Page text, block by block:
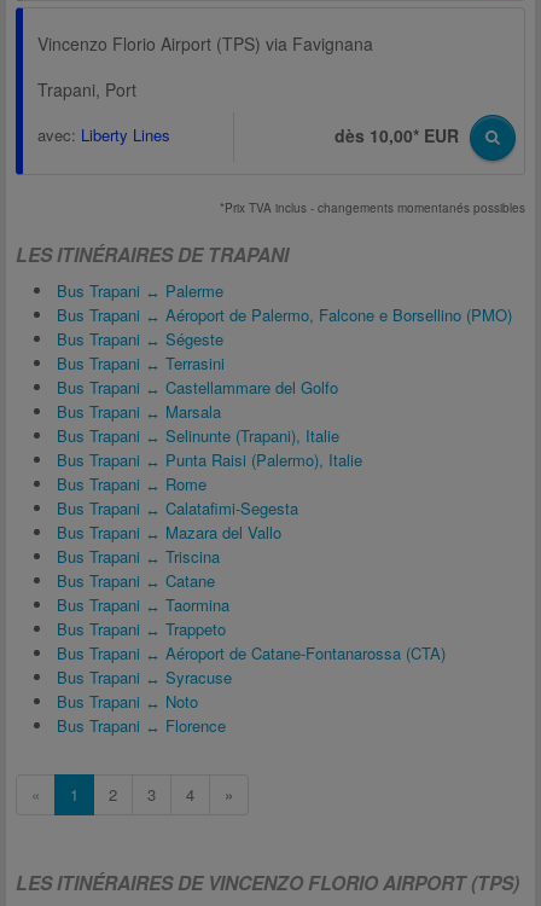
Vincenzo Florio Airport (TPS) via Favignana
Trapani, Port
avec: Liberty Lines dès 10,00* EUR
*Prix TVA inclus - changements momentanés possibles
LES ITINÉRAIRES DE TRAPANI
Bus Trapani ↔ Palerme
Bus Trapani ↔ Aéroport de Palermo, Falcone e Borsellino (PMO)
Bus Trapani ↔ Ségeste
Bus Trapani ↔ Terrasini
Bus Trapani ↔ Castellammare del Golfo
Bus Trapani ↔ Marsala
Bus Trapani ↔ Selinunte (Trapani), Italie
Bus Trapani ↔ Punta Raisi (Palermo), Italie
Bus Trapani ↔ Rome
Bus Trapani ↔ Calatafimi-Segesta
Bus Trapani ↔ Mazara del Vallo
Bus Trapani ↔ Triscina
Bus Trapani ↔ Catane
Bus Trapani ↔ Taormina
Bus Trapani ↔ Trappeto
Bus Trapani ↔ Aéroport de Catane-Fontanarossa (CTA)
Bus Trapani ↔ Syracuse
Bus Trapani ↔ Noto
Bus Trapani ↔ Florence
« 1 2 3 4 »
LES ITINÉRAIRES DE VINCENZO FLORIO AIRPORT (TPS)